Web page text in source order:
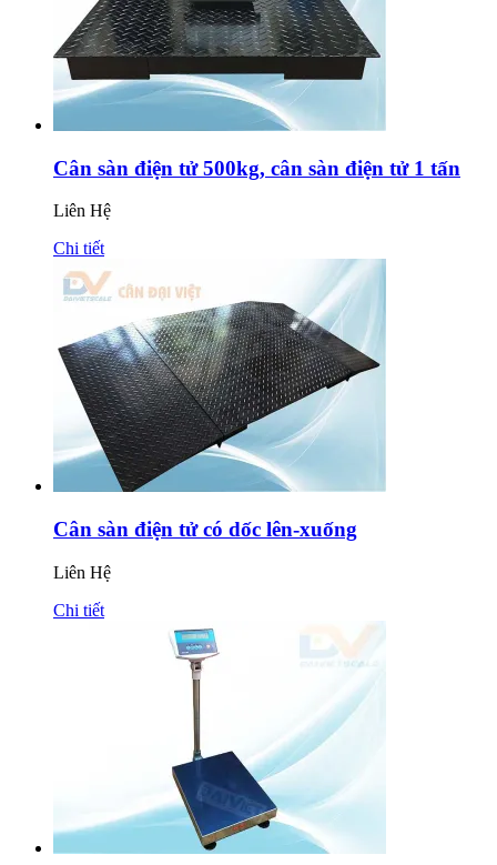
Cân sàn điện tử 500kg, cân sàn điện tử 1 tấn
Liên Hệ
Chi tiết
Cân sàn điện tử có dốc lên-xuống
Liên Hệ
Chi tiết